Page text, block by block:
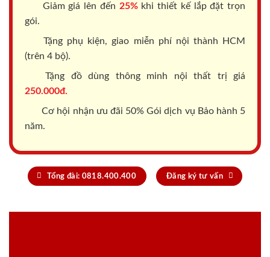
Giảm giá lên đến 25%khi thiết kế lắp đặt trọn
gói.
Tặng phụ kiện, giao miễn phí nội thành HCM
(trên 4 bộ).
Tặng đồ dùng thông minh nội thất trị giá
250.000đ.
Cơ hội nhận ưu đãi 50% Gói dịch vụ Bảo hành 5
năm.
Tổng đài: 0818.400.400 Đăng ký tư vấn